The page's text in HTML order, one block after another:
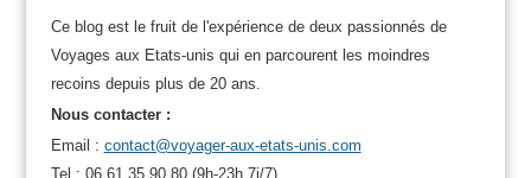
Ce blog est le fruit de l'expérience de deux passionnés de
Voyages aux Etats-unis qui en parcourent les moindres
recoins depuis plus de 20 ans.
Nous contacter :
Email : contact@voyager-aux-etats-unis.com
Tel : 06 61 35 90 80 (9h-23h 7j/7)